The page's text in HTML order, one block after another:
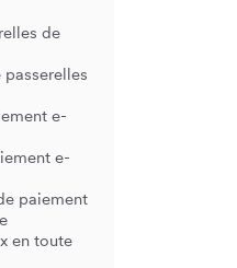
de
e-
e-
paiement
en toute